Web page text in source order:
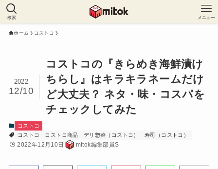
検索 メニュー
ホーム コストコ
コストコの『きらめき海鮮漬け
ちらし』はキラキラネームだけ
ど大丈夫？ ネタ・味・コスパを
チェックしてみた
2022
12/10
コストコ
コストコ
コストコ商品 デリ惣菜（コストコ） 寿司（コストコ）
2022年12月10日 mitok編集部員S